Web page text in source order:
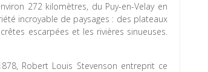
272 kilomètres, du Puy-en-Velay en
incroyable de paysages : des plateaux
escarpées et les rivières sinueuses.
Robert Louis Stevenson entreprit ce